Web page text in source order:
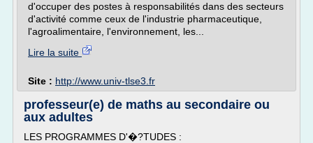
d'occuper des postes à responsabilités dans des secteurs
d'activité comme ceux de l'industrie pharmaceutique,
l'agroalimentaire, l'environnement, les...
Lire la suite
Site : http://www.univ-tlse3.fr
professeur(e) de maths au secondaire ou
aux adultes
LES PROGRAMMES D'�?TUDES :